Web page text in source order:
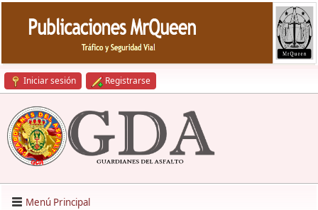
Iniciar sesión Registrarse
Menú Principal